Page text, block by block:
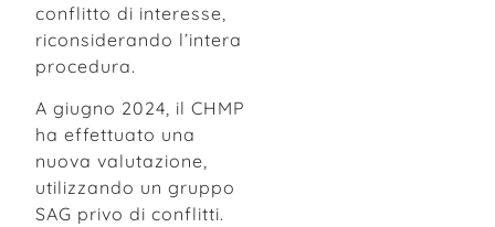
conflitto di interesse,
riconsiderando l’intera
procedura.
A giugno 2024, il CHMP
ha effettuato una
nuova valutazione,
utilizzando un gruppo
SAG privo di conflitti.